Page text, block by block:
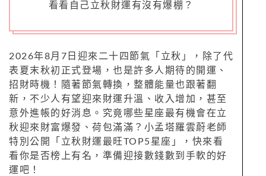
看看自己立秋財運有沒有爆棚？
2026年8月7日迎來二十四節氣「立秋」，除了代
表夏末秋初正式登場，也是許多人期待的開運、
招財時機！隨著節氣轉換，整體能量也跟著翻
新，不少人有望迎來財運升溫、收入增加，甚至
意外進帳的好消息。究竟哪些星座最有機會在立
秋迎來財富爆發、荷包滿滿？小孟塔羅雲蔚老師
特別公開「立秋財運最旺TOP5星座」，快來看
看你是否榜上有名，準備迎接數錢數到手軟的好
運吧！